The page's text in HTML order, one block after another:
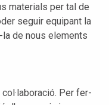
materials per tal de
seguir equipant la
de nous elements
Per fer-